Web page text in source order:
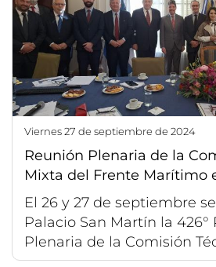
viernes 27 de septiembre de 2024
Reunión Plenaria de la
Mixta del Frente Marítimo
El 26 y 27 de septiembre
Palacio San Martín la 426°
Plenaria de la Comisión